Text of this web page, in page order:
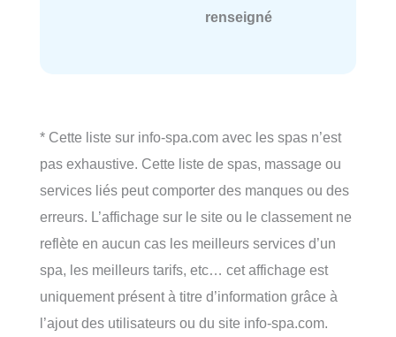
renseigné
* Cette liste sur info-spa.com avec les spas n’est
pas exhaustive. Cette liste de spas, massage ou
services liés peut comporter des manques ou des
erreurs. L’affichage sur le site ou le classement ne
reflète en aucun cas les meilleurs services d’un
spa, les meilleurs tarifs, etc… cet affichage est
uniquement présent à titre d’information grâce à
l’ajout des utilisateurs ou du site info-spa.com.